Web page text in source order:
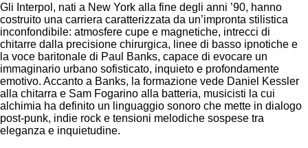
Gli Interpol, nati a New York alla fine degli anni ’90, hanno
costruito una carriera caratterizzata da un’impronta stilistica
inconfondibile: atmosfere cupe e magnetiche, intrecci di
chitarre dalla precisione chirurgica, linee di basso ipnotiche e
la voce baritonale di Paul Banks, capace di evocare un
immaginario urbano sofisticato, inquieto e profondamente
emotivo. Accanto a Banks, la formazione vede Daniel Kessler
alla chitarra e Sam Fogarino alla batteria, musicisti la cui
alchimia ha definito un linguaggio sonoro che mette in dialogo
post-punk, indie rock e tensioni melodiche sospese tra
eleganza e inquietudine.